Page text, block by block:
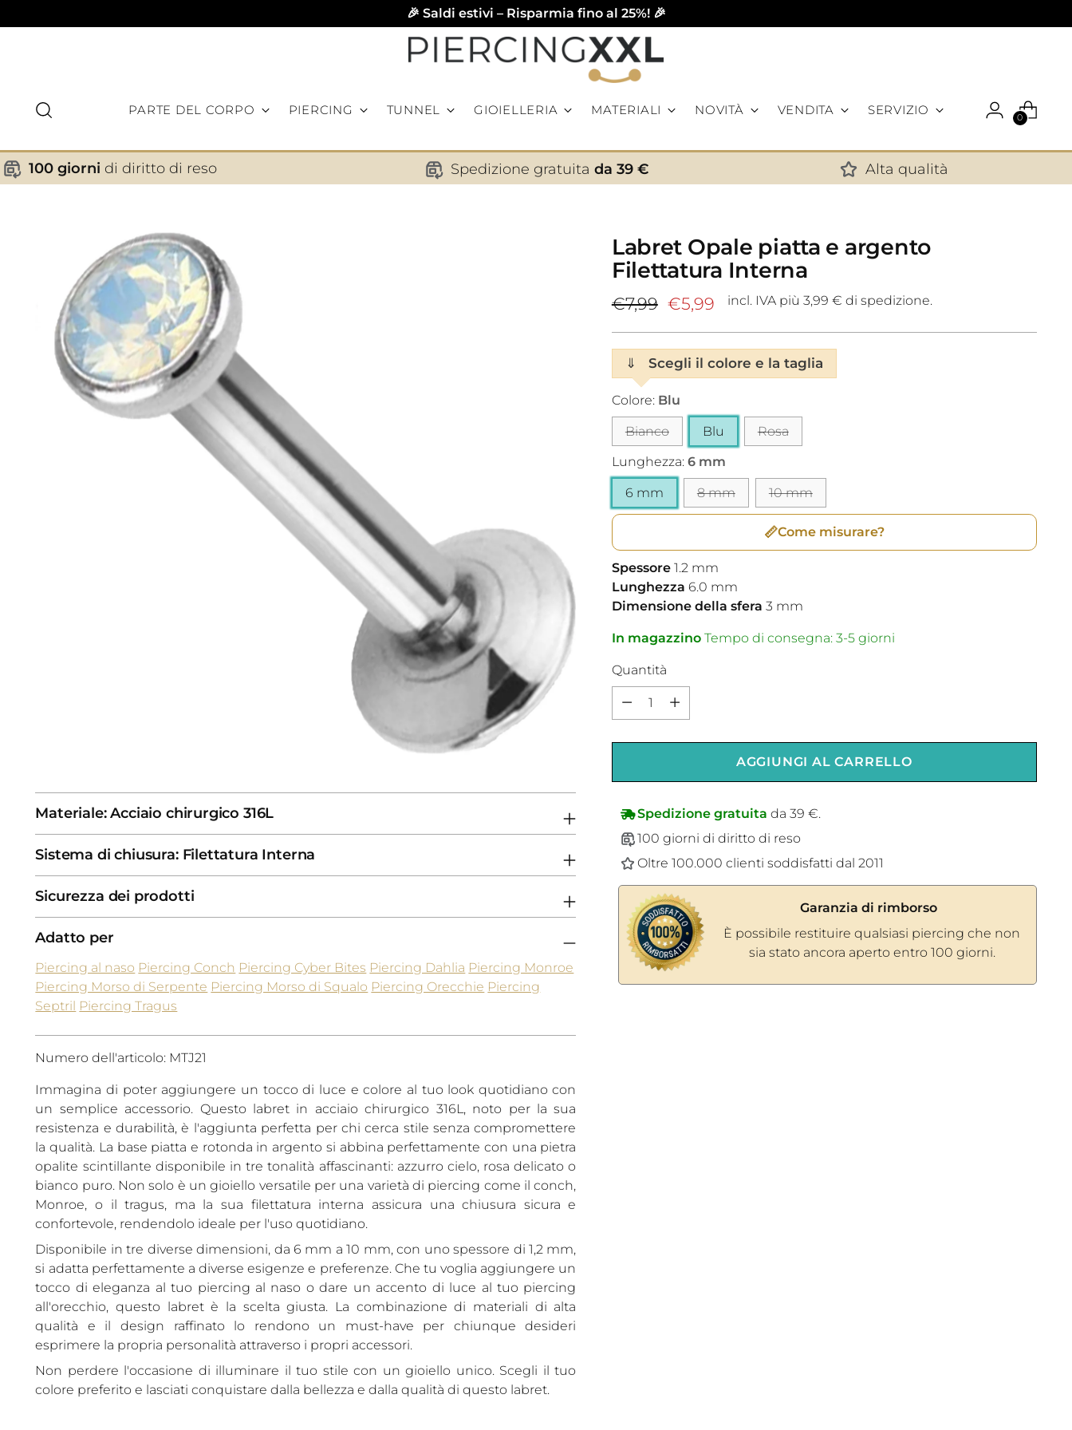
🎉 Saldi estivi – Risparmia fino al 25%! 🎉
PARTE DEL CORPO PIERCING TUNNEL GIOIELLERIA MATERIALI NOVITÀ VENDITA SERVIZIO
0
✕
100 giorni di diritto di reso Spedizione gratuita da 39 € Alta qualità
Materiale: Acciaio chirurgico 316L
Sistema di chiusura: Filettatura Interna
Sicurezza dei prodotti
Adatto per
Piercing al naso Piercing Conch Piercing Cyber Bites Piercing Dahlia Piercing Monroe
Piercing Morso di Serpente Piercing Morso di Squalo Piercing Orecchie Piercing
Septril Piercing Tragus
Numero dell'articolo: MTJ21
Immagina di poter aggiungere un tocco di luce e colore al tuo look quotidiano con
un semplice accessorio. Questo labret in acciaio chirurgico 316L, noto per la sua
resistenza e durabilità, è l'aggiunta perfetta per chi cerca stile senza compromettere
la qualità. La base piatta e rotonda in argento si abbina perfettamente con una pietra
opalite scintillante disponibile in tre tonalità affascinanti: azzurro cielo, rosa delicato o
bianco puro. Non solo è un gioiello versatile per una varietà di piercing come il conch,
Monroe, o il tragus, ma la sua filettatura interna assicura una chiusura sicura e
confortevole, rendendolo ideale per l'uso quotidiano.
Disponibile in tre diverse dimensioni, da 6 mm a 10 mm, con uno spessore di 1,2 mm,
si adatta perfettamente a diverse esigenze e preferenze. Che tu voglia aggiungere un
tocco di eleganza al tuo piercing al naso o dare un accento di luce al tuo piercing
all'orecchio, questo labret è la scelta giusta. La combinazione di materiali di alta
qualità e il design raffinato lo rendono un must-have per chiunque desideri
esprimere la propria personalità attraverso i propri accessori.
Non perdere l'occasione di illuminare il tuo stile con un gioiello unico. Scegli il tuo
colore preferito e lasciati conquistare dalla bellezza e dalla qualità di questo labret.
Labret Opale piatta e argento
Filettatura Interna
Prezzo
listino
€7,99 €5,99 incl. IVA più 3,99 € di spedizione.
⇓ Scegli il colore e la taglia
Colore: Blu
Bianco Blu
Rosa
Lunghezza: 6 mm
6 mm 8 mm 10 mm
📏Come misurare?
Spessore 1.2mm
Lunghezza 6.0 mm
Dimensione della sfera 3 mm
In magazzinoTempo di consegna: 3-5 giorni
Quantità
Quantità
AGGIUNGI AL CARRELLO
Spedizione gratuita da 39 €.
100 giorni di diritto di reso
Oltre 100.000 clienti soddisfatti dal 2011
Garanzia di rimborso
È possibile restituire qualsiasi piercing che non
sia stato ancora aperto entro 100 giorni.